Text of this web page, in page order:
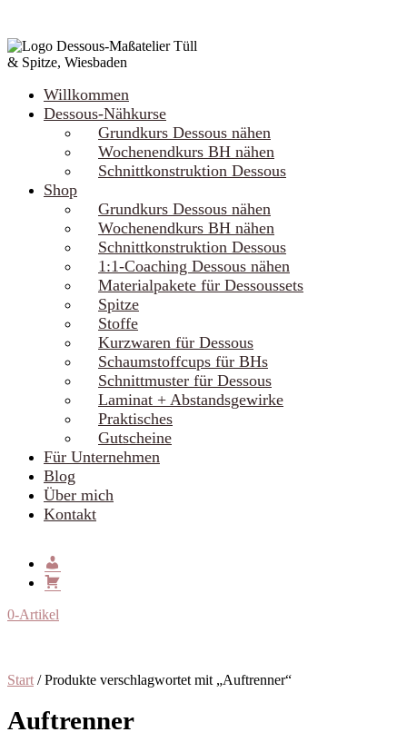
Willkommen
Dessous-Nähkurse
Grundkurs Dessous nähen
Wochenendkurs BH nähen
Schnittkonstruktion Dessous
Shop
Grundkurs Dessous nähen
Wochenendkurs BH nähen
Schnittkonstruktion Dessous
1:1-Coaching Dessous nähen
Materialpakete für Dessoussets
Spitze
Stoffe
Kurzwaren für Dessous
Schaumstoffcups für BHs
Schnittmuster für Dessous
Laminat + Abstandsgewirke
Praktisches
Gutscheine
Für Unternehmen
Blog
Über mich
Kontakt
0-Artikel
Start / Produkte verschlagwortet mit „Auftrenner“
Auftrenner